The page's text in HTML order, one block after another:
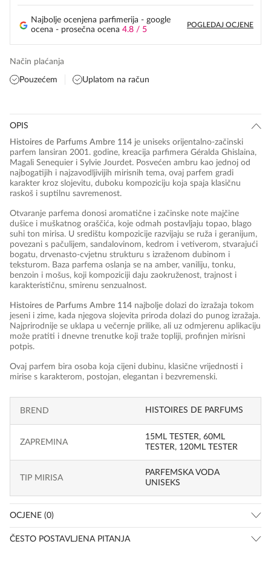
Najbolje ocenjena parfimerija - google
ocena - prosečna ocena 4.8 / 5
POGLEDAJ OCJENE
Način plaćanja
Pouzećem Uplatom na račun
OPIS
Histoires de Parfums Ambre 114 je uniseks orijentalno-začinski
parfem lansiran 2001. godine, kreacija parfimera Géralda Ghislaina,
Magali Senequier i Sylvie Jourdet. Posvećen ambru kao jednoj od
najbogatijih i najzavodljivijih mirisnih tema, ovaj parfem gradi
karakter kroz slojevitu, duboku kompoziciju koja spaja klasičnu
raskoš i suptilnu savremenost.
Otvaranje parfema donosi aromatične i začinske note majčine
dušice i muškatnog oraščića, koje odmah postavljaju topao, blago
suhi ton mirisa. U središtu kompozicije razvijaju se ruža i geranijum,
povezani s pačulijem, sandalovinom, kedrom i vetiverom, stvarajući
bogatu, drvenasto-cvjetnu strukturu s izraženom dubinom i
teksturom. Baza parfema oslanja se na amber, vaniliju, tonku,
benzoin i mošus, koji kompoziciji daju zaokruženost, trajnost i
karakterističnu, smirenu senzualnost.
Histoires de Parfums Ambre 114 najbolje dolazi do izražaja tokom
jeseni i zime, kada njegova slojevita priroda dolazi do punog izražaja.
Najprirodnije se uklapa u večernje prilike, ali uz odmjerenu aplikaciju
može pratiti i dnevne trenutke koji traže topliji, profinjen mirisni
potpis.
Ovaj parfem bira osoba koja cijeni dubinu, klasične vrijednosti i
mirise s karakterom, postojan, elegantan i bezvremenski.
BREND HISTOIRES DE PARFUMS
ZAPREMINA
15ML TESTER, 60ML
TESTER, 120ML TESTER
TIP MIRISA
PARFEMSKA VODA
UNISEKS
OCJENE (0)
ČESTO POSTAVLJENA PITANJA